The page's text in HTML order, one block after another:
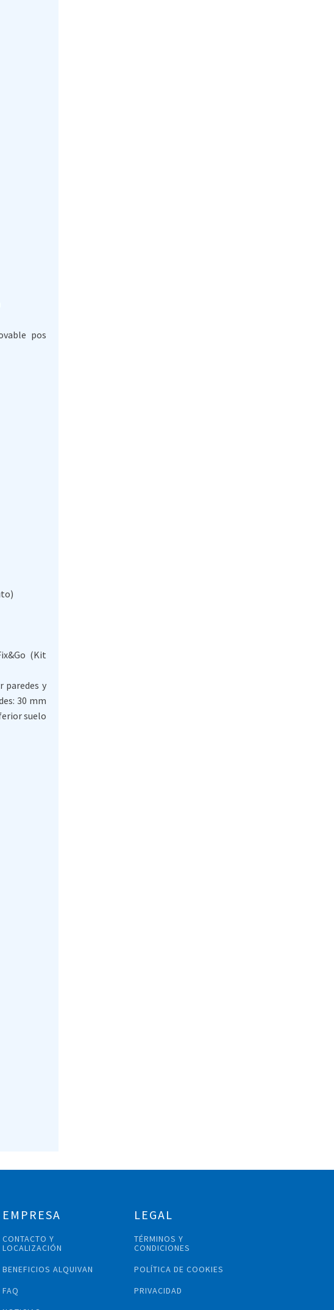
pos
(Kit
paredes y
30 mm
suelo
EMPRESA
CONTACTO Y
LOCALIZACIÓN
BENEFICIOS ALQUIVAN
FAQ
LEGAL
TÉRMINOS Y
CONDICIONES
POLÍTICA DE COOKIES
PRIVACIDAD